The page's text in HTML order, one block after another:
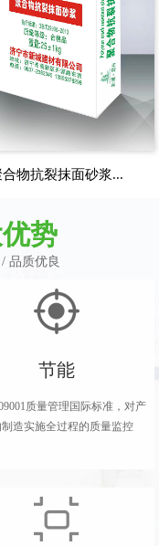
合物抗裂抹面砂浆...
势
品质优良
节能
质量管理国际标准，对产
造实施全过程的质量监控